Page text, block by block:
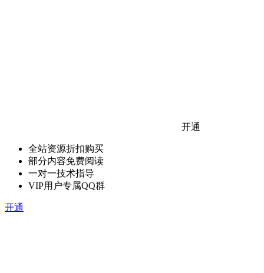
开通
全站资源折扣购买
部分内容免费阅读
一对一技术指导
VIP用户专属QQ群
开通